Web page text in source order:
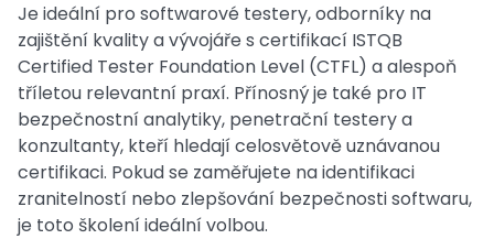
Je ideální pro softwarové testery, odborníky na
zajištění kvality a vývojáře s certifikací ISTQB
Certified Tester Foundation Level (CTFL) a alespoň
tříletou relevantní praxí. Přínosný je také pro IT
bezpečnostní analytiky, penetrační testery a
konzultanty, kteří hledají celosvětově uznávanou
certifikaci. Pokud se zaměřujete na identifikaci
zranitelností nebo zlepšování bezpečnosti softwaru,
je toto školení ideální volbou.